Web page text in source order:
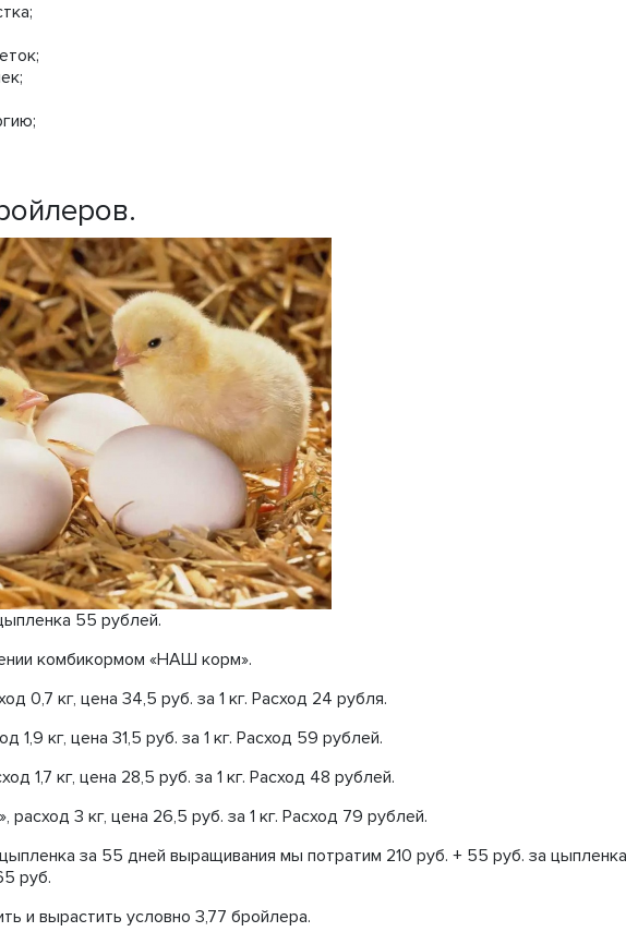
55 рублей.
комбикормом «НАШ корм».
0,7 кг, цена 34,5 руб. за 1 кг. Расход 24 рубля.
1,9 кг, цена 31,5 руб. за 1 кг. Расход 59 рублей.
1,7 кг, цена 28,5 руб. за 1 кг. Расход 48 рублей.
3 кг, цена 26,5 руб. за 1 кг. Расход 79 рублей.
за 55 дней выращивания мы потратим 210 руб. + 55 руб. за
руб.
и вырастить условно 3,77 бройлера.